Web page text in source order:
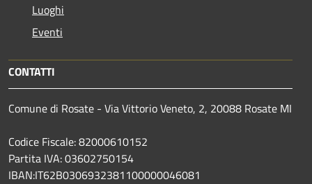
Luoghi
Eventi
CONTATTI
Comune di Rosate - Via Vittorio Veneto, 2, 20088 Rosate MI
Codice Fiscale: 82000610152
Partita IVA: 03602750154
IBAN:IT62B0306932381100000046081